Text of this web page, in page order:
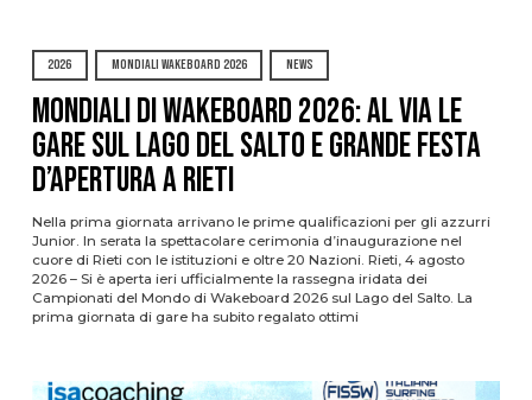
2026 MONDIALI WAKEBOARD 2026 NEWS
Mondiali di Wakeboard 2026: al via le
gare sul Lago del Salto e grande festa
d’apertura a Rieti
Nella prima giornata arrivano le prime qualificazioni per gli azzurri
Junior. In serata la spettacolare cerimonia d’inaugurazione nel
cuore di Rieti con le istituzioni e oltre 20 Nazioni. Rieti, 4 agosto
2026 – Si è aperta ieri ufficialmente la rassegna iridata dei
Campionati del Mondo di Wakeboard 2026 sul Lago del Salto. La
prima giornata di gare ha subito regalato ottimi